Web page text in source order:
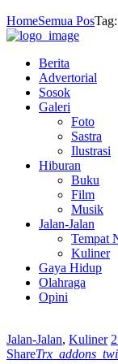
HomeSemua Pos
Berita
Advertorial
Sosok
Galeri
Foto
Sastra
Ilustrasi
Hiburan
Buku
Film
Musik
Jalan-Jalan
Tempat
Kuliner
Gaya Hidup
Olahraga
Opini
Jalan-Jalan, Kuliner
Share